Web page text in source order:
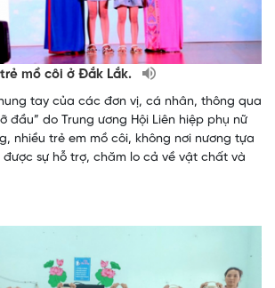
mồ côi ở Đắk Lắk.
tay của các đơn vị, cá nhân, thông qua
đầu” do Trung ương Hội Liên hiệp phụ nữ
nhiều trẻ em mồ côi, không nơi nương tựa
sự hỗ trợ, chăm lo cả về vật chất và